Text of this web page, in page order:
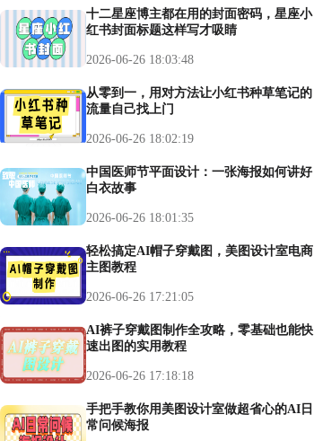
十二星座博主都在用的封面密码，星座小
红书封面标题这样写才吸睛
2026-06-26 18:03:48
从零到一，用对方法让小红书种草笔记的
流量自己找上门
2026-06-26 18:02:19
中国医师节平面设计：一张海报如何讲好
白衣故事
2026-06-26 18:01:35
轻松搞定AI帽子穿戴图，美图设计室电商
主图教程
2026-06-26 17:21:05
AI裤子穿戴图制作全攻略，零基础也能快
速出图的实用教程
2026-06-26 17:18:18
手把手教你用美图设计室做超省心的AI日
常问候海报